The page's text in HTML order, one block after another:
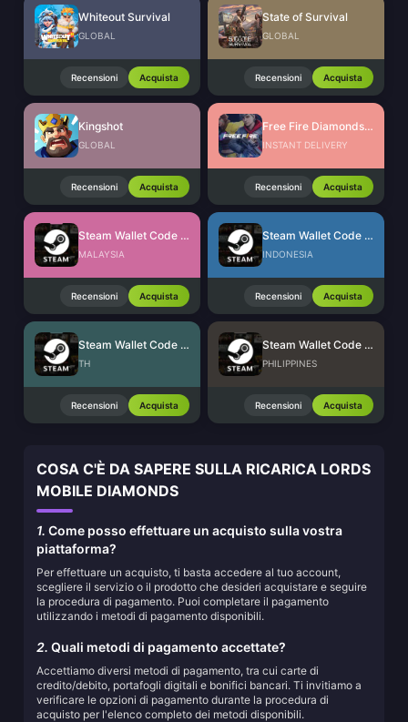
Whiteout Survival
GLOBAL
Recensioni Acquista
State of Survival
GLOBAL
Recensioni Acquista
Kingshot
GLOBAL
Recensioni Acquista
Free Fire Diamonds EU + TR
INSTANT DELIVERY
Recensioni Acquista
Steam Wallet Code (MYR)
MALAYSIA
Recensioni Acquista
Steam Wallet Code (IDR)
INDONESIA
Recensioni Acquista
Steam Wallet Code (THB)
TH
Recensioni Acquista
Steam Wallet Code (PHP)
PHILIPPINES
Recensioni Acquista
COSA C'È DA SAPERE SULLA RICARICA LORDS
MOBILE DIAMONDS
1. Come posso effettuare un acquisto sulla vostra
piattaforma?
Per effettuare un acquisto, ti basta accedere al tuo account,
scegliere il servizio o il prodotto che desideri acquistare e seguire
la procedura di pagamento. Puoi completare il pagamento
utilizzando i metodi di pagamento disponibili.
2. Quali metodi di pagamento accettate?
Accettiamo diversi metodi di pagamento, tra cui carte di
credito/debito, portafogli digitali e bonifici bancari. Ti invitiamo a
verificare le opzioni di pagamento durante la procedura di
acquisto per l'elenco completo dei metodi disponibili.